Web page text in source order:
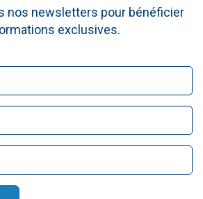
nos newsletters pour bénéficier
exclusives.